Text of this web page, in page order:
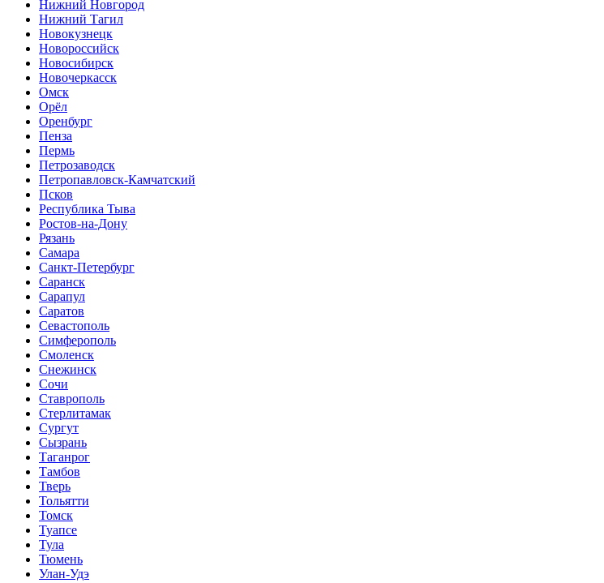
Нижний Новгород
Нижний Тагил
Новокузнецк
Новороссийск
Новосибирск
Новочеркасск
Омск
Орёл
Оренбург
Пенза
Пермь
Петрозаводск
Петропавловск-Камчатский
Псков
Республика Тыва
Ростов-на-Дону
Рязань
Самара
Санкт-Петербург
Саранск
Сарапул
Саратов
Севастополь
Симферополь
Смоленск
Снежинск
Сочи
Ставрополь
Стерлитамак
Сургут
Сызрань
Таганрог
Тамбов
Тверь
Тольятти
Томск
Туапсе
Тула
Тюмень
Улан-Удэ